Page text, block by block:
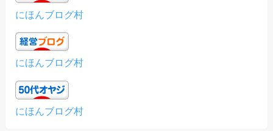
にほんブログ村
にほんブログ村
にほんブログ村